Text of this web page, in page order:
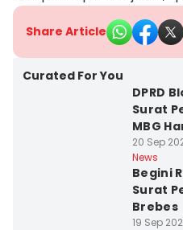
Share Article
Curated For You
DPRD
Surat
MBG
20 Sep
News
Begini
Surat
Brebes
19 Sep